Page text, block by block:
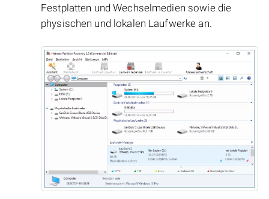
Festplatten und Wechselmedien sowie die
physischen und lokalen Laufwerke an.